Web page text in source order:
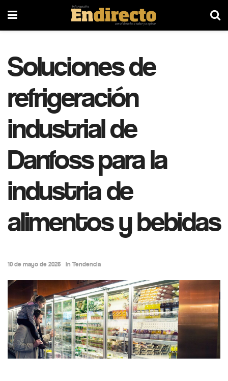
Soluciones de
refrigeración
industrial de
Danfoss para la
industria de
alimentos y bebidas
10 de mayo de 2025 in Tendencia